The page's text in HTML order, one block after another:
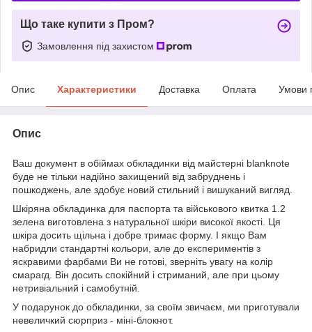
Що таке купити з Пром?
Замовлення під захистом
Опис Характеристики Доставка Оплата Умови
Опис
Ваш документ в обіймах обкладинки від майстерні blanknote
буде не тільки надійно захищений від забруднень і
пошкоджень, але здобує новий стильний і вишуканий вигляд.
Шкіряна обкладинка для паспорта та військового квитка 1.2
зелена виготовлена з натуральної шкіри високої якості. Ця
шкіра досить щільна і добре тримає форму. І якщо Вам
набридли стандартні кольори, але до експериментів з
яскравими фарбами Ви не готові, зверніть увагу на колір
смарагд. Він досить спокійний і стриманий, але при цьому
нетривіальний і самобутній.
У подарунок до обкладинки, за своїм звичаєм, ми приготували
невеличкий сюрприз - міні-блокнот.